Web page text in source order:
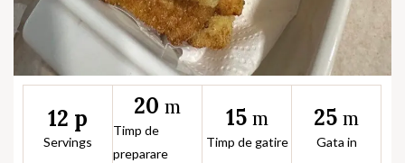
12 p
Servings
20 m
Timp de
preparare
15 m
Timp de gatire
25 m
Gata in